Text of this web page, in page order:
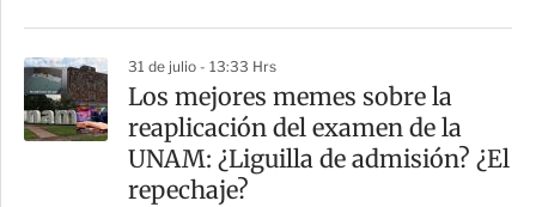
31 de julio - 13:33 Hrs
Los mejores memes sobre la
reaplicación del examen de la
UNAM: ¿Liguilla de admisión? ¿El
repechaje?